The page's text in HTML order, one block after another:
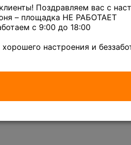
Поздравляем вас с
– площадка НЕ РАБОТАЕТ
с 9:00 до 18:00
настроения и